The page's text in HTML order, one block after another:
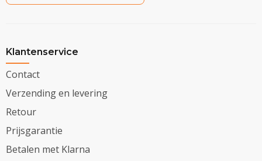
Klantenservice
Contact
Verzending en levering
Retour
Prijsgarantie
Betalen met Klarna